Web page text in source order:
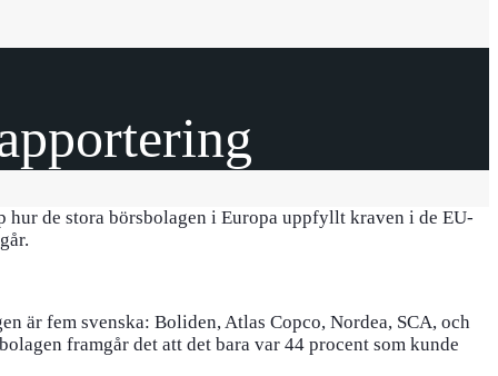
hur de stora börsbolagen i Europa uppfyllt kraven i de EU-
är fem svenska: Boliden, Atlas Copco, Nordea, SCA, och
framgår det att det bara var 44 procent som kunde